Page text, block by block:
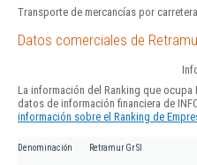
Transporte de mercancías por
Datos comerciales de
La información del Ranking que
datos de información financiera de
información sobre el Ranking de
Denominación Retramur Gr Sl